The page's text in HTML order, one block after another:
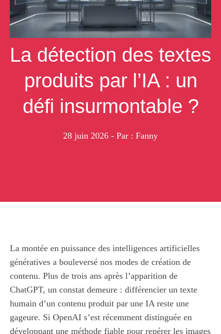
La détection des textes
produits par l’IA : un
défi insurmontable ?
28 juin 2026 - Par : Fanny
La montée en puissance des intelligences artificielles
génératives a bouleversé nos modes de création de
contenu. Plus de trois ans après l’apparition de
ChatGPT, un constat demeure : différencier un texte
humain d’un contenu produit par une IA reste une
gageure. Si OpenAI s’est récemment distinguée en
développant une méthode fiable pour repérer les images